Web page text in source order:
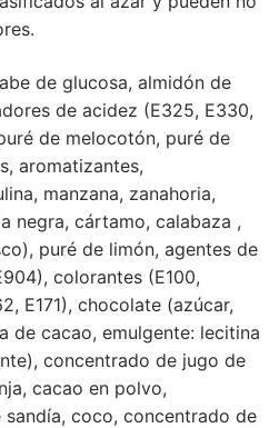
de glucosa, almidón de
de acidez (E325, E330,
de melocotón, puré de
aromatizantes,
manzana, zanahoria,
negra, cártamo, calabaza ,
puré de limón, agentes de
colorantes (E100,
E171), chocolate (azúcar,
de cacao, emulgente: lecitina
concentrado de jugo de
cacao en polvo,
coco, concentrado de